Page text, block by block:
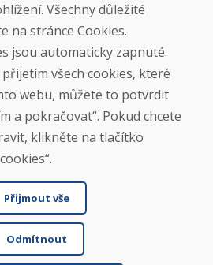
a výměna zboží
osobních údajů
sítě
2026, všechna práva vyhrazena
Všechny důležité
na stránce Cookies.
jsou automaticky zapnuté.
všech cookies, které
webu, můžete to potvrdit
a pokračovat“. Pokud chcete
klikněte na tlačítko
Přijmout vše
Odmítnout